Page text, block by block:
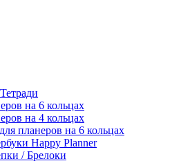
на 6 кольцах
на 4 кольцах
планеров на 6 кольцах
Happy Planner
/ Брелоки